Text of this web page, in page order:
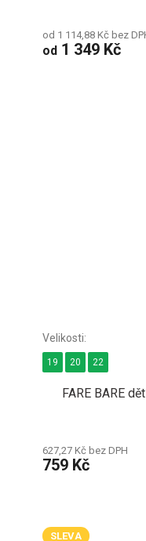
od 1 114,88 Kč bez
od 1 349 Kč
FARE BARE
627,27 Kč bez DPH
759 Kč
19 20 22
SLEVA